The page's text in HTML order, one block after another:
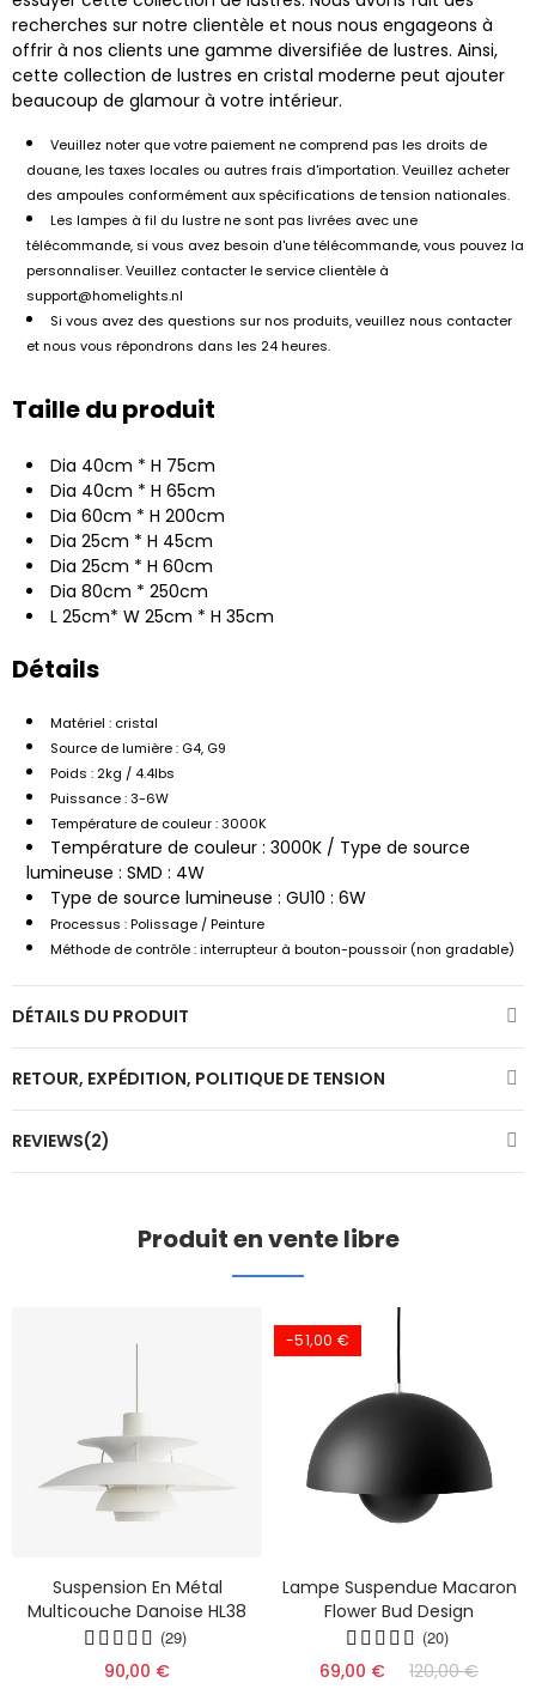
recherches sur notre clientèle et nous nous engageons à
offrir à nos clients une gamme diversifiée de lustres. Ainsi,
cette collection de lustres en cristal moderne peut ajouter
beaucoup de glamour à votre intérieur.
Veuillez noter que votre paiement ne comprend pas les droits de
douane, les taxes locales ou autres frais d'importation. Veuillez acheter
des ampoules conformément aux spécifications de tension nationales.
Les lampes à fil du lustre ne sont pas livrées avec une
télécommande, si vous avez besoin d'une télécommande, vous pouvez la
personnaliser. Veuillez contacter le service clientèle à
support@homelights.nl
Si vous avez des questions sur nos produits, veuillez nous contacter
et nous vous répondrons dans les 24 heures.
Taille du produit
Dia 40cm * H 75cm
Dia 40cm * H 65cm
Dia 60cm * H 200cm
Dia 25cm * H 45cm
Dia 25cm * H 60cm
Dia 80cm * 250cm
L 25cm* W 25cm * H 35cm
Détails
Matériel : cristal
Source de lumière : G4, G9
Poids : 2kg / 4.4lbs
Puissance : 3-6W
Température de couleur : 3000K
Température de couleur : 3000K / Type de source
lumineuse : SMD : 4W
Type de source lumineuse : GU10 : 6W
Processus : Polissage / Peinture
Méthode de contrôle : interrupteur à bouton-poussoir (non gradable)
DÉTAILS DU PRODUIT
RETOUR, EXPÉDITION, POLITIQUE DE TENSION
REVIEWS(2)
Produit en vente libre
Suspension En Métal
Multicouche Danoise HL38
(29)
90,00 €
-51,00 €
Lampe Suspendue Macaron
Flower Bud Design
(20)
69,00 € 120,00 €